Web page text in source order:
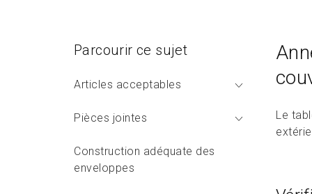
Parcourir ce sujet
Articles acceptables
Pièces jointes
Construction adéquate des
enveloppes
Le